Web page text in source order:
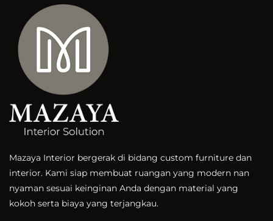
Mazaya Interior bergerak di bidang custom furniture dan
interior. Kami siap membuat ruangan yang modern nan
nyaman sesuai keinginan Anda dengan material yang
kokoh serta biaya yang terjangkau.